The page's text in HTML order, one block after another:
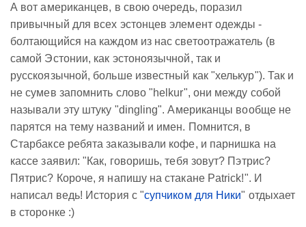
А вот американцев, в свою очередь, поразил
привычный для всех эстонцев элемент одежды -
болтающийся на каждом из нас светоотражатель (в
самой Эстонии, как эстоноязычной, так и
русскоязычной, больше известный как "хелькур"). Так и
не сумев запомнить слово "helkur", они между собой
называли эту штуку "dingling". Американцы вообще не
парятся на тему названий и имен. Помнится, в
Старбаксе ребята заказывали кофе, и парнишка на
кассе заявил: "Как, говоришь, тебя зовут? Пэтрис?
Пятрис? Короче, я напишу на стакане Patrick!". И
написал ведь! История с "супчиком для Ники" отдыхает
в сторонке :)